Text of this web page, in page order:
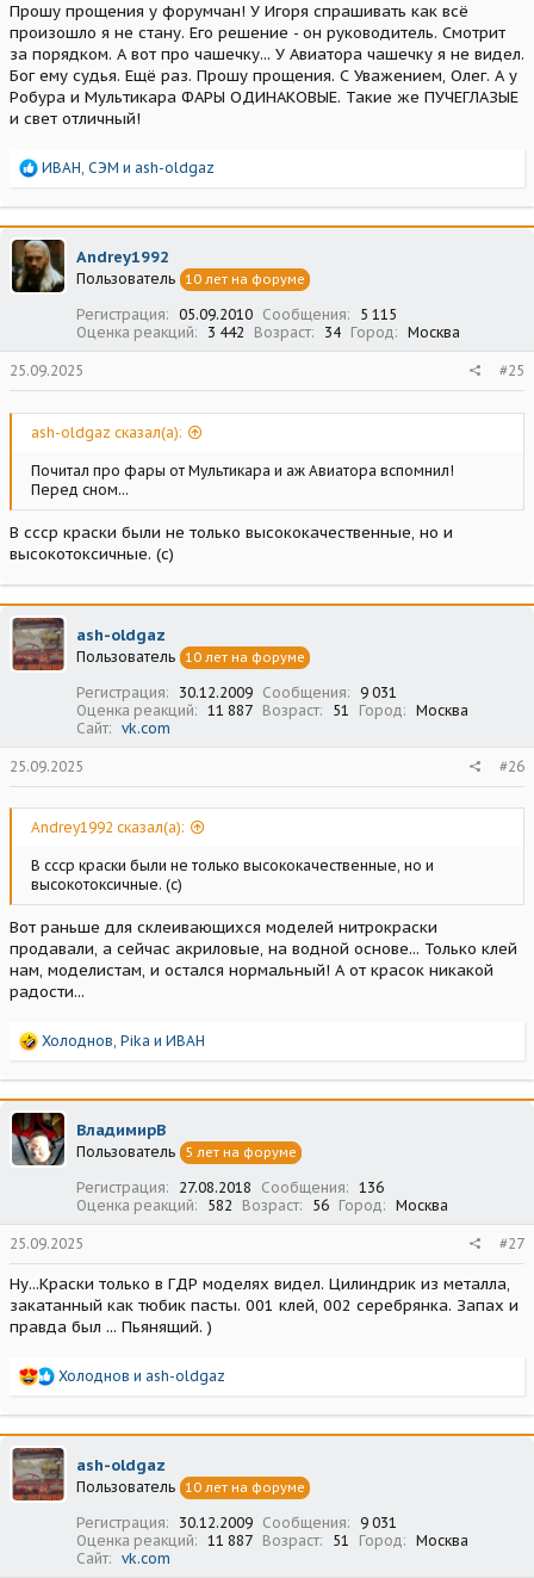
Прошу прощения у форумчан! У Игоря спрашивать как всё
произошло я не стану. Его решение - он руководитель. Смотрит
за порядком. А вот про чашечку... У Авиатора чашечку я не видел.
Бог ему судья. Ещё раз. Прошу прощения. С Уважением, Олег. А у
Робура и Мультикара ФАРЫ ОДИНАКОВЫЕ. Такие же ПУЧЕГЛАЗЫЕ
и свет отличный!
Р
а
к
ц
и
и
ИВАН, СЭМ и ash-oldgaz
Andrey1992
Пользователь 10 лет на форуме
Регистрация 05.09.2010 Сообщения
5 115
Оценка реакций
3 442 Возраст 34 Город Москва
25.09.2025 #25
ash-oldgaz сказал(а):
Почитал про фары от Мультикара и аж Авиатора вспомнил!
Перед сном...
В ссср краски были не только высококачественные, но и
высокотоксичные. (с)
ash-oldgaz
Пользователь 10 лет на форуме
Регистрация 30.12.2009 Сообщения
9 031
Оценка реакций
11 887 Возраст 51 Город
Москва
Сайт
vk.com
25.09.2025 #26
Andrey1992 сказал(а):
В ссср краски были не только высококачественные, но и
высокотоксичные. (с)
Вот раньше для склеивающихся моделей нитрокраски
продавали, а сейчас акриловые, на водной основе... Только клей
нам, моделистам, и остался нормальный! А от красок никакой
радости...
Р
а
к
ц
и
и
Холоднов, Pika и ИВАН
ВладимирВ
Пользователь 5 лет на форуме
Регистрация 27.08.2018 Сообщения
136
Оценка реакций
582 Возраст 56 Город Москва
25.09.2025 #27
Ну...Краски только в ГДР моделях видел. Цилиндрик из металла,
закатанный как тюбик пасты. 001 клей, 002 серебрянка. Запах и
правда был ... Пьянящий. )
Р
а
к
ц
и
и
Холоднов и ash-oldgaz
ash-oldgaz
Пользователь 10 лет на форуме
Регистрация 30.12.2009 Сообщения
9 031
Оценка реакций
11 887 Возраст 51 Город
Москва
Сайт
vk.com